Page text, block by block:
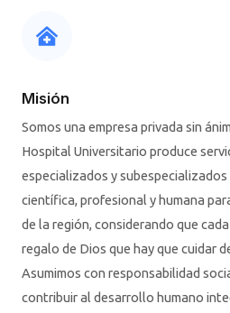
Misión
Somos una empresa privada sin
Hospital Universitario produce
especializados y
científica, profesional y humana
de la región, considerando que
regalo de Dios que hay que cuidar
Asumimos con responsabilidad
contribuir al desarrollo humano